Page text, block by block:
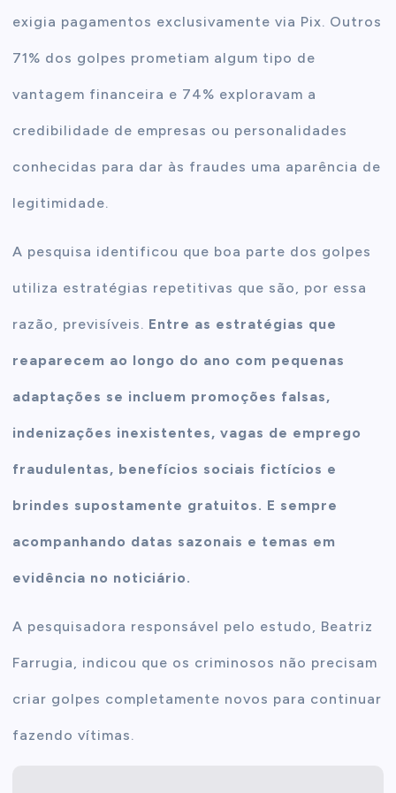
exigia pagamentos exclusivamente via Pix. Outros
71% dos golpes prometiam algum tipo de
vantagem financeira e 74% exploravam a
credibilidade de empresas ou personalidades
conhecidas para dar às fraudes uma aparência de
legitimidade.
A pesquisa identificou que boa parte dos golpes
utiliza estratégias repetitivas que são, por essa
razão, previsíveis. Entre as estratégias que
reaparecem ao longo do ano com pequenas
adaptações se incluem promoções falsas,
indenizações inexistentes, vagas de emprego
fraudulentas, benefícios sociais fictícios e
brindes supostamente gratuitos. E sempre
acompanhando datas sazonais e temas em
evidência no noticiário.
A pesquisadora responsável pelo estudo, Beatriz
Farrugia, indicou que os criminosos não precisam
criar golpes completamente novos para continuar
fazendo vítimas.